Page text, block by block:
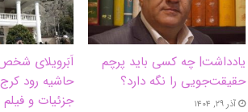
یادداشت| ‌چه کسی باید پرچم
حقیقت‌جویی را نگه دارد؟
آذر ۲۹, ۱۴۰۴
اَبَر‌ویلای
حاشیه‌ رود
جزئیات و فیلم